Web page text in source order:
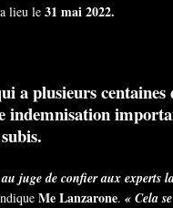
lieu le 31 mai 2022.
a plusieurs
indemnisation
juge de confier aux experts
Me Lanzarone. « Cela